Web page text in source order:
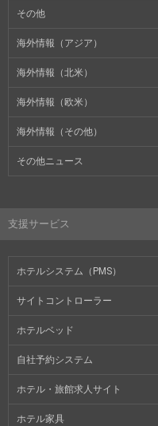
その他
海外情報（アジア）
海外情報（北米）
海外情報（欧米）
海外情報（その他）
その他ニュース
支援サービス
ホテルシステム（PMS）
サイトコントローラー
ホテルベッド
自社予約システム
ホテル・旅館求人サイト
ホテル家具